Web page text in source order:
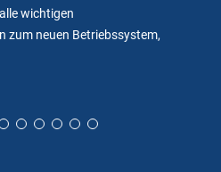
wichtigen
zum neuen Betriebssystem,